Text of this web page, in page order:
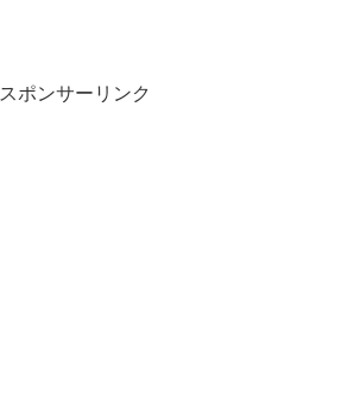
スポンサーリンク